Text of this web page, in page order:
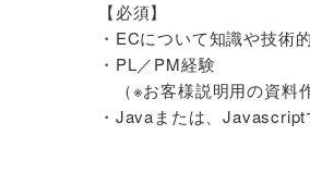
【必須】
・ECについて知識や技術
・PL／PM経験
（※お客様説明用の資料
・Javaまたは、Javascript